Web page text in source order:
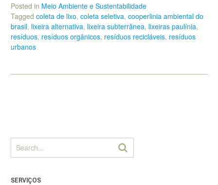
Posted in Meio Ambiente e Sustentabilidade
Tagged coleta de lixo, coleta seletiva, cooperlinia ambiental do
brasil, lixeira alternativa, lixeira subterrânea, lixeiras paulínia,
resíduos, resíduos orgânicos, resíduos recicláveis, resíduos
urbanos
SERVIÇOS